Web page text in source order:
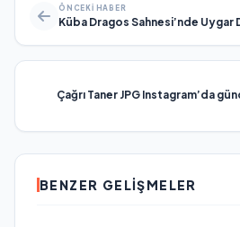
ÖNCEKI HABER
Küba Dragos Sahnesi’nde Uygar
Çağrı Taner JPG Instagram’da
BENZER GELIŞMELER